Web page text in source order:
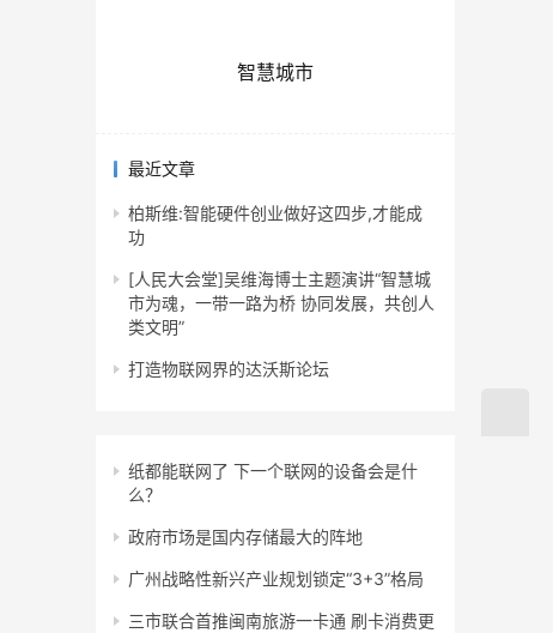
智慧城市
最近文章
柏斯维:智能硬件创业做好这四步,才能成
功
[人民大会堂]吴维海博士主题演讲“智慧城
市为魂，一带一路为桥 协同发展，共创人
类文明”
打造物联网界的达沃斯论坛
纸都能联网了 下一个联网的设备会是什
么？
政府市场是国内存储最大的阵地
广州战略性新兴产业规划锁定“3+3”格局
三市联合首推闽南旅游一卡通 刷卡消费更